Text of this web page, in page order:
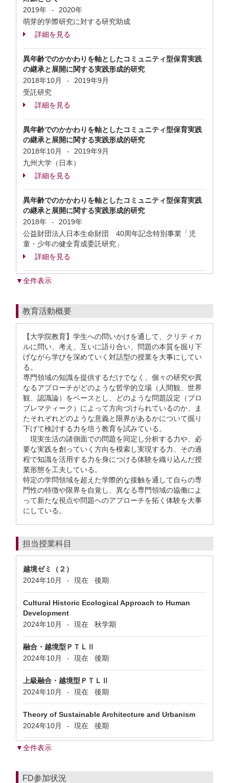
2019年
-
2020年
萌芽的学際研究に対する研究助成
詳細を見る
異年齢でのかかわりを軸としたコミュニティ型保育実践
の継承と展開に関する実践形成的研究
2018年10月
-
2019年9月
受託研究
詳細を見る
異年齢でのかかわりを軸としたコミュニティ型保育実践
の継承と展開に関する実践形成的研究
2018年10月
-
2019年9月
九州大学（日本）
詳細を見る
異年齢でのかかわりを軸としたコミュニティ型保育実践
の継承と展開に関する実践形成的研究
2018年
-
2019年
公益財団法人日本生命財団 40周年記念特別事業「児
童・少年の健全育成委託研究」
詳細を見る
▼全件表示
教育活動概要
【大学院教育】学生への問いかけを通して、クリティカ
ルに問い、考え、互いに語り合い、問題の本質を掘り下
げながら学びを深めていく対話型の授業を大事にしてい
る。
専門領域の知識を提供するだけでなく、個々の研究や異
なるアプローチがどのような哲学的立場（人間観、世界
観、認識論）をベースとし、どのような問題設定（プロ
ブレマティーク）によって方向づけられているのか、ま
たそれぞれどのような意義と限界があるかについて掘り
下げて検討する力を培う教育を試みている。
現実生活の諸側面での問題を同定し分析する力や、必
要な実践を創っていく方向を模索し実現する力、その過
程で知識を活用する力を身につける体験を織り込んだ授
業形態を工夫している。
特定の学問領域を超えた学際的な接触を通して自らの専
門性の特徴や限界を自覚し、異なる専門領域の協働によ
って新たな視点や問題へのアプローチを拓く体験を大事
にしている。
担当授業科目
越境ゼミ（２）
2024年10月
- 現在 後期
Cultural Historic Ecological Approach to Human
Development
2024年10月
- 現在 秋学期
融合・越境型ＰＴＬⅡ
2024年10月
- 現在 後期
上級融合・越境型ＰＴＬⅡ
2024年10月
- 現在 後期
Theory of Sustainable Architecture and Urbanism
2024年10月
- 現在 後期
▼全件表示
FD参加状況